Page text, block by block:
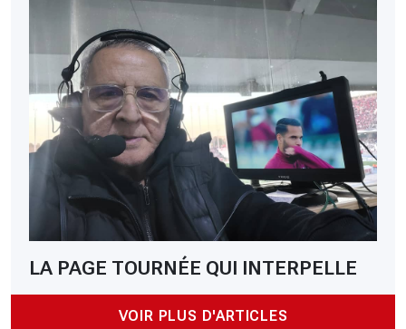
LA PAGE TOURNÉE QUI INTERPELLE
VOIR PLUS D'ARTICLES